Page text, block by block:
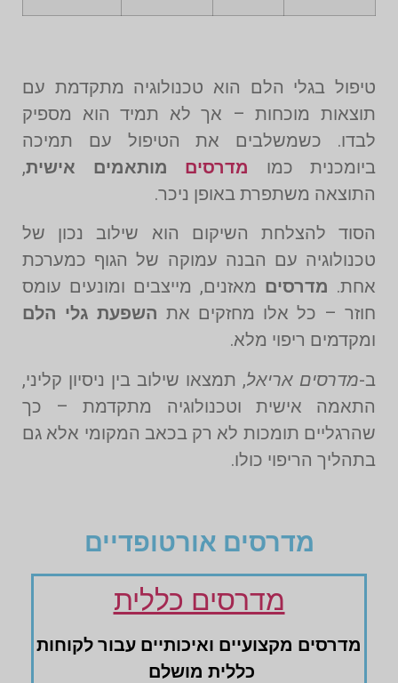
טיפול בגלי הלם הוא טכנולוגיה מתקדמת עם
תוצאות מוכחות – אך לא תמיד הוא מספיק
לבדו. כשמשלבים את הטיפול עם תמיכה
ביומכנית כמו מדרסים מותאמים אישית,
התוצאה משתפרת באופן ניכר.
הסוד להצלחת השיקום הוא שילוב נכון של
טכנולוגיה עם הבנה עמוקה של הגוף כמערכת
אחת. מדרסים מאזנים, מייצבים ומונעים עומס
חוזר – כל אלו מחזקים את השפעת גלי הלם
ומקדמים ריפוי מלא.
ב-מדרסים אריאל, תמצאו שילוב בין ניסיון קליני,
התאמה אישית וטכנולוגיה מתקדמת – כך
שהרגליים תומכות לא רק בכאב המקומי אלא גם
בתהליך הריפוי כולו.
מדרסים אורטופדיים
מדרסים כללית
מדרסים ‏מקצועיים ‏ואיכותיים עבור לקוחות
‏כללית מושלם